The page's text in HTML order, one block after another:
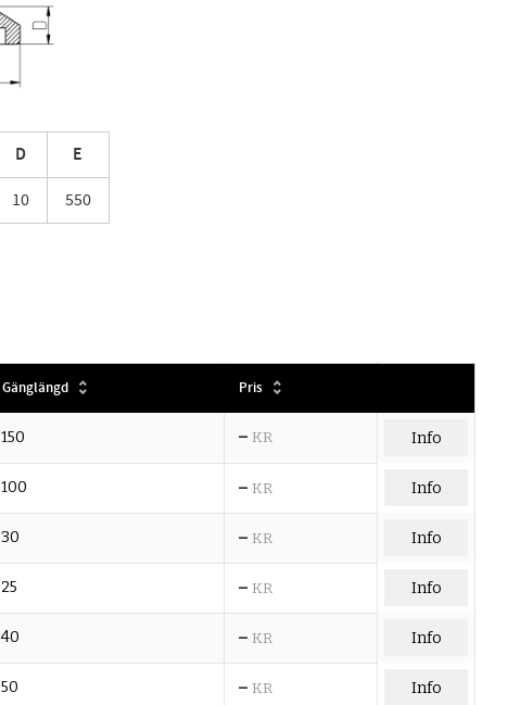
D E
10 550
Gänglängd Pris
150 – KR Info
100 – KR Info
30 – KR Info
25 – KR Info
40 – KR Info
50 – KR Info